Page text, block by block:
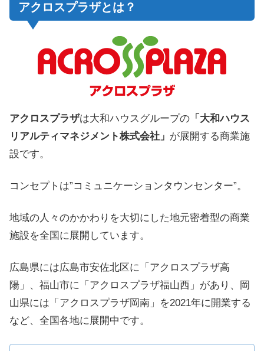
アクロスプラザとは？
アクロスプラザは大和ハウスグループの 「大和ハウス
リアルティマネジメント株式会社」 が展開する商業施
設です。
コンセプトは”コミュニケーションタウンセンター”。
地域の人々のかかわりを大切にした地元密着型の商業
施設を全国に展開しています。
広島県には広島市安佐北区に「アクロスプラザ高
陽」、福山市に「アクロスプラザ福山西」があり、岡
山県には「アクロスプラザ岡南」を2021年に開業する
など、全国各地に展開中です。